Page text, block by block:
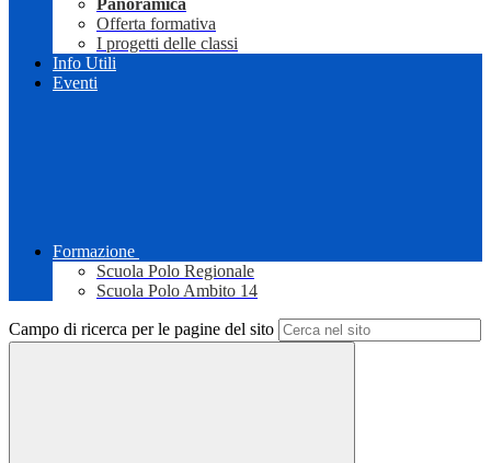
Panoramica
Offerta formativa
I progetti delle classi
Info Utili
Eventi
Formazione
Scuola Polo Regionale
Scuola Polo Ambito 14
Campo di ricerca per le pagine del sito